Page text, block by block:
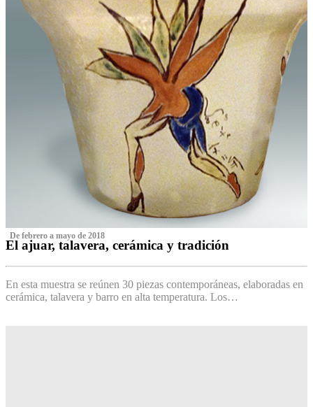
‌ De febrero a mayo de 2018
El ajuar, talavera, cerámica y tradición
En esta muestra se reúnen 30 piezas contemporáneas, elaboradas en
cerámica, talavera y barro en alta temperatura. Los…